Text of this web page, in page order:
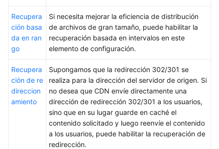
Análisis
estadístico
Gestión
paquetes
Recupera
ción basa
da en ran
go
Si necesita mejorar la eficiencia de distribución
de archivos de gran tamaño, puede habilitar la
recuperación basada en intervalos en este
elemento de configuración.
Recupera
ción de re
direccion
amiento
Supongamos que la redirección 302/301 se
realiza para la dirección del servidor de origen. Si
no desea que CDN envíe directamente una
dirección de redirección 302/301 a los usuarios,
sino que en su lugar guarde en caché el
contenido solicitado y luego reenvíe el contenido
a los usuarios, puede habilitar la recuperación de
redirección.